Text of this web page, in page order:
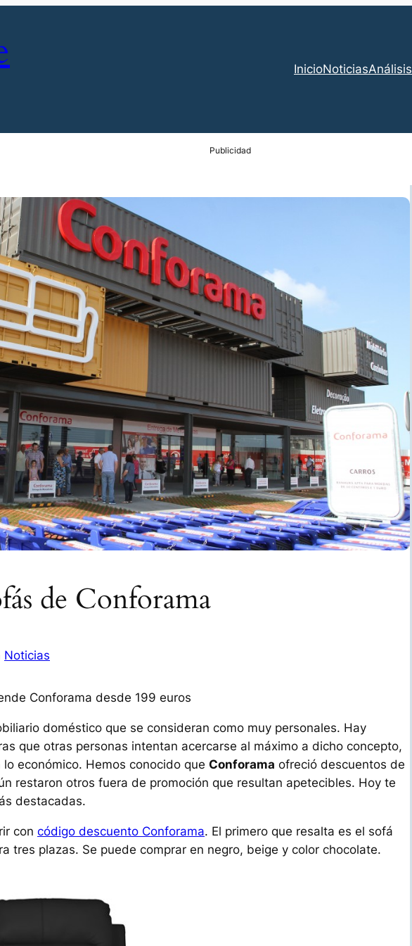
InicioNoticiasAnálisis
de Conforama
Noticias
Conforama desde 199 euros
doméstico que se consideran como muy personales. Hay
que otras personas intentan acercarse al máximo a dicho concepto,
económico. Hemos conocido que Conforama ofreció descuentos de
restaron otros fuera de promoción que resultan apetecibles. Hoy te
destacadas.
con código descuento Conforama. El primero que resalta es el sofá
tres plazas. Se puede comprar en negro, beige y color chocolate.